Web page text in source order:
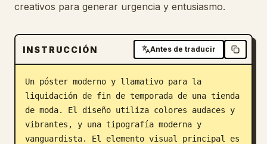
Blog
Actualizaciones
creativos para generar urgencia y entusiasmo.
INSTRUCCIÓN Antes de traducir
Un póster moderno y llamativo para la
liquidación de fin de temporada de una tienda
de moda. El diseño utiliza colores audaces y
vibrantes, y una tipografía moderna y
vanguardista. El elemento visual principal es